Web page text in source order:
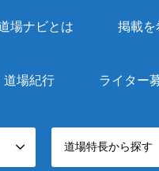
場ナビとは 掲載を
道場紀行 ライター
道場特長から探す